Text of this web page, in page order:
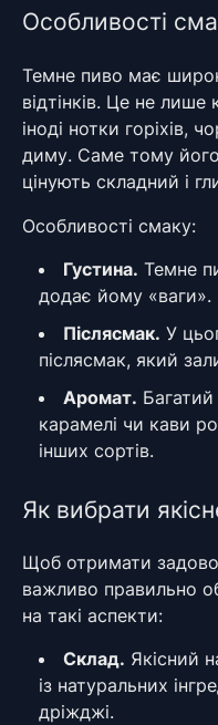
Особливості
Темне пиво має
відтінків. Це не
іноді нотки горіхів,
диму. Саме тому
цінують складний і
Особливості смаку:
Густина. Темне
додає йому «ваги».
Післясмак. У
післясмак, який
Аромат. Багатий
карамелі чи кави
інших сортів.
Як вибрати
Щоб отримати
важливо правильно
на такі аспекти:
Склад. Якісний
із натуральних
дріжджі.